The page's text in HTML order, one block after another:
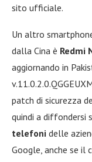
sito ufficiale.
Un altro
dalla Cina è Redmi
aggiornando in
patch di sicurezza
quindi a diffondersi
telefoni delle
Google, anche se il